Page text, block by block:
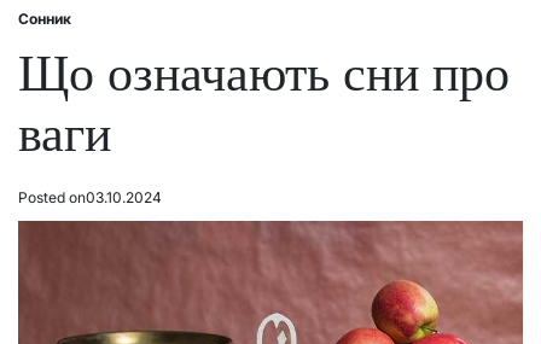
Posted
Сонник
Що означають сни про
ваги
Posted on03.10.2024